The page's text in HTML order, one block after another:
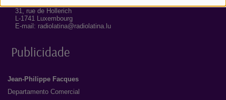
31, rue de Hollerich
L-1741 Luxembourg
E-mail: radiolatina@radiolatina.lu
Publicidade
Jean-Philippe Facques
Departamento Comercial